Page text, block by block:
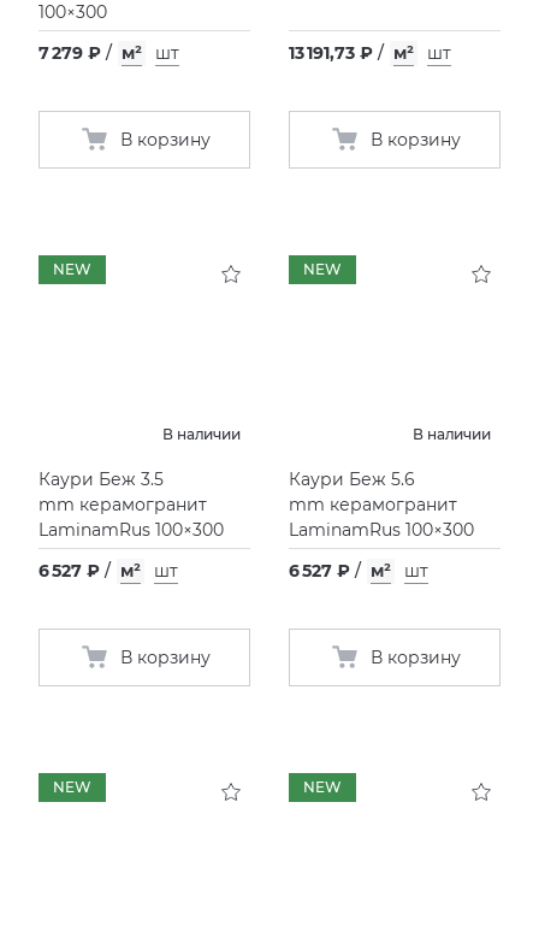
100×300
7 279 ₽ / м² шт
В корзину
13 191,73 ₽ / м² шт
В корзину
NEW
В наличии
Каури Беж 3.5
mm керамогранит
LaminamRus 100×300
6 527 ₽ / м² шт
В корзину
NEW
В наличии
Каури Беж 5.6
mm керамогранит
LaminamRus 100×300
6 527 ₽ / м² шт
В корзину
NEW NEW